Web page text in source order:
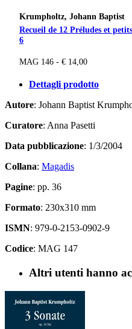
Krumpholtz, Johann Baptist
Recueil de 12 Préludes et
6
MAG 146 - € 14,00
Dettagli prodotto
Autore: Johann Baptist
Curatore: Anna Pasetti
Data pubblicazione: 1/3/2004
Collana: Magadis
Pagine: pp. 36
Formato: 230x310 mm
ISMN: 979-0-2153-0902-9
Codice: MAG 147
Altri utenti hanno